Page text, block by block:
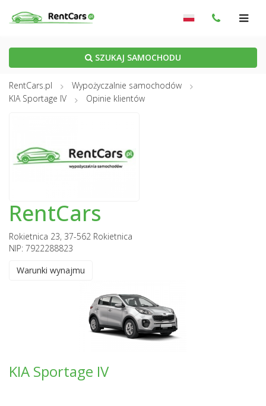
SZUKAJ SAMOCHODU
RentCars.pl
Wypożyczalnie samochodów
KIA Sportage IV
Opinie klientów
RentCars
Rokietnica 23, 37-562 Rokietnica
NIP: 7922288823
Warunki wynajmu
KIA Sportage IV